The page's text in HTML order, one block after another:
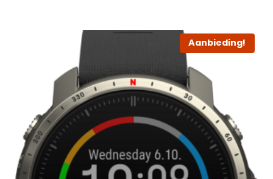
Aanbieding!